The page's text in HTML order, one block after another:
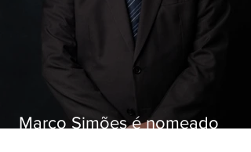
Marco Simões é nomeado